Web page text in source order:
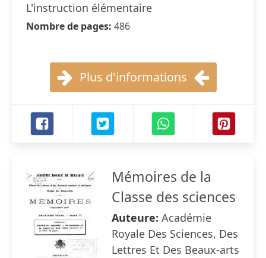
L'instruction élémentaire
Nombre de pages: 486
Plus d'informations
Mémoires de la
Classe des sciences
Auteure: Académie
Royale Des Sciences, Des
Lettres Et Des Beaux-arts